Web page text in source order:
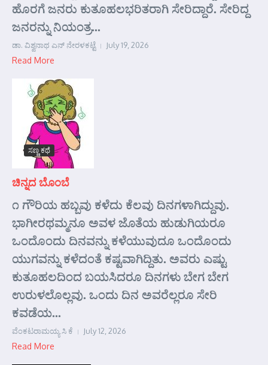
ಹೊರಗೆ ಜನರು ಕುತೂಹಲಭರಿತರಾಗಿ ಸೇರಿದ್ದಾರೆ. ಸೇರಿದ್ದ
ಜನರನ್ನು ನಿಯಂತ್ರ...
ಡಾ. ವಿಶ್ವನಾಥ ಎನ್ ನೇರಳಕಟ್ಟೆ July 19, 2026
Read More
ಸಣ್ಣ ಕಥೆ
ಚಿನ್ನದ ಬೊಂಬೆ
೧ ಗೌರಿಯ ಹಬ್ಬವು ಕಳೆದು ಕೆಲವು ದಿನಗಳಾಗಿದ್ದುವು.
ಭಾಗೀರಥಮ್ಮನೂ ಅವಳ ಜೊತೆಯ ಹುಡುಗಿಯರೂ
ಒಂದೊಂದು ದಿನವನ್ನು ಕಳೆಯುವುದೂ ಒಂದೊಂದು
ಯುಗವನ್ನು ಕಳೆದಂತೆ ಕಷ್ಟವಾಗಿದ್ದಿತು. ಅವರು ಎಷ್ಟು
ಕುತೂಹಲದಿಂದ ಬಯಸಿದರೂ ದಿನಗಳು ಬೇಗ ಬೇಗ
ಉರುಳಲೊಲ್ಲವು. ಒಂದು ದಿನ ಅವರೆಲ್ಲರೂ ಸೇರಿ
ಕವಡೆಯ...
ವೆಂಕಟರಾಮಯ್ಯ ಸಿ ಕೆ July 12, 2026
Read More